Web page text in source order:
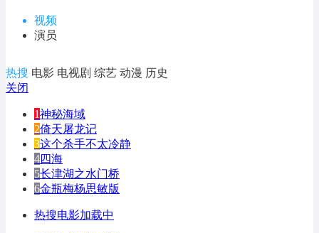
视频
演员
热搜 电影 电视剧 综艺 动漫 历史
关闭
1神秘海域
2倚天屠龙记
3这个杀手不太冷静
4四海
5长津湖之水门桥
6金瓶梅杨思敏版
热搜电影加载中